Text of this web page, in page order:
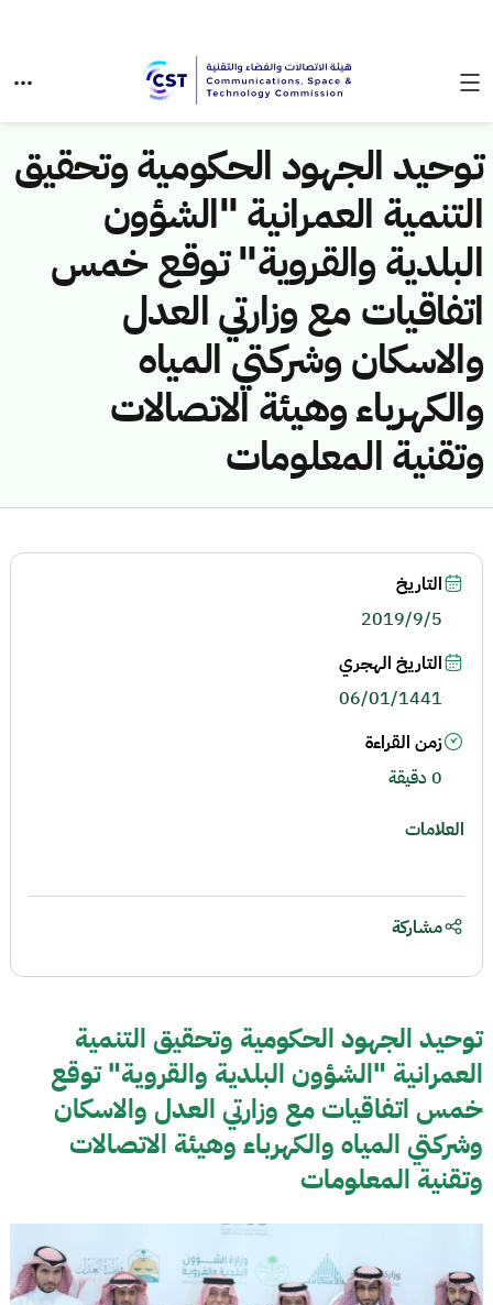
توحيد الجهود الحكومية وتحقيق
التنمية العمرانية "الشؤون
البلدية والقروية" توقع خمس
اتفاقيات مع وزارتي العدل
والاسكان وشركتي المياه
والكهرباء وهيئة الاتصالات
وتقنية المعلومات
توحيد الجهود الحكومية وتحقيق التنمية
العمرانية "الشؤون البلدية والقروية" توقع
خمس اتفاقيات مع وزارتي العدل والاسكان
وشركتي المياه والكهرباء وهيئة الاتصالات
وتقنية المعلومات
التاريخ
2019/9/5
التاريخ الهجري
06/01/1441
زمن القراءة
0 دقيقة
العلامات
مشاركة